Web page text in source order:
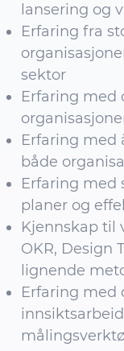
lansering og
Erfaring fra
sektor
Erfaring med
Erfaring med
både
Erfaring med
planer og
Kjennskap til
OKR, Design
lignende
Erfaring med